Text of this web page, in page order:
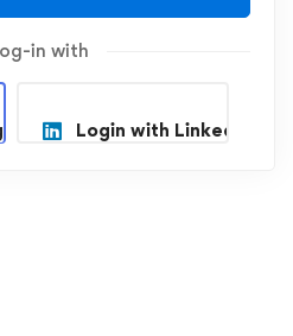
in with
Login with Linkedin